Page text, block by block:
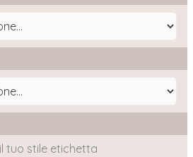
tuo stile etichetta